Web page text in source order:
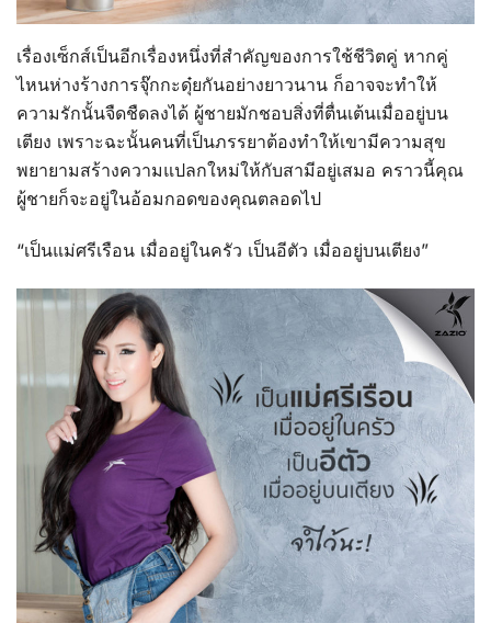
เรื่องเซ็กส์เป็นอีกเรื่องหนึ่งที่สำคัญของการใช้ชีวิตคู่ หากคู่
ไหนห่างร้างการจุ๊กกะดุ๋ยกันอย่างยาวนาน ก็อาจจะทำให้
ความรักนั้นจืดชืดลงได้ ผู้ชายมักชอบสิ่งที่ตื่นเต้นเมื่ออยู่บน
เตียง เพราะฉะนั้นคนที่เป็นภรรยาต้องทำให้เขามีความสุข
พยายามสร้างความแปลกใหม่ให้กับสามีอยู่เสมอ คราวนี้คุณ
ผู้ชายก็จะอยู่ในอ้อมกอดของคุณตลอดไป
“เป็นแม่ศรีเรือน เมื่ออยู่ในครัว เป็นอีตัว เมื่ออยู่บนเตียง”